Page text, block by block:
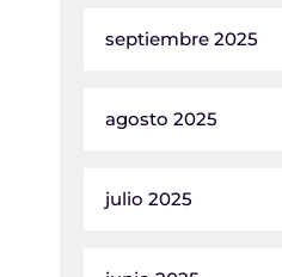
septiembre 2025
agosto 2025
julio 2025